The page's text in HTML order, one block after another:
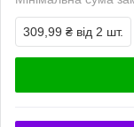
309,99 ₴ від 2 шт.